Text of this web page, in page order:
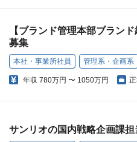
【ブランド管理本部ブラン
募集
本社・事業所社員 管理系・企画系
年収 780万円 〜 1050万円
サンリオの国内戦略企画課担